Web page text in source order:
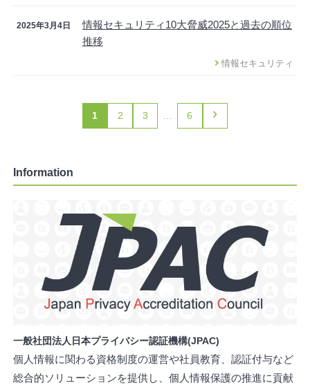
2025年3月4日
情報セキュリティ10大脅威2025と過去の順位
推移
情報セキュリティ
1 2 3 … 6 ›
Information
一般社団法人日本プライバシー認証機構(JPAC)
個人情報に関わる資格制度の運営や社員教育、認証付与など
総合的ソリューションを提供し、個人情報保護の推進に貢献